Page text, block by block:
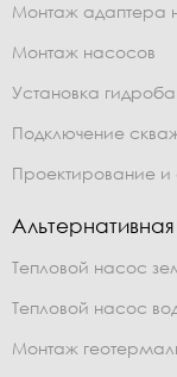
Монтаж адаптера
Монтаж насосов
Установка
Подключение
Проектирование и
Тепловой насос
Тепловой насос
Монтаж